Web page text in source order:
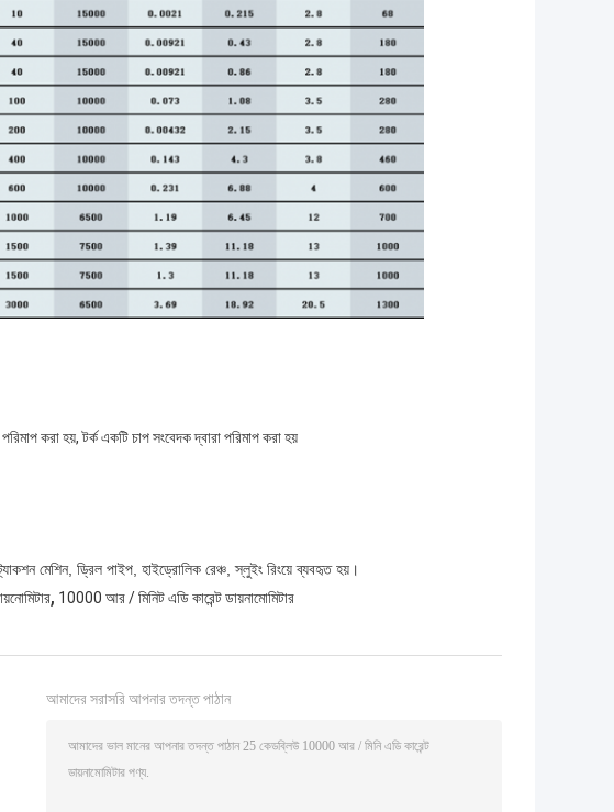
করা হয়, টর্ক একটি চাপ সংবেদক দ্বারা পরিমাপ করা হয়
মেশিন, ড্রিল পাইপ, হাইড্রোলিক রেঞ্চ, স্লুইং রিংয়ে ব্যবহৃত হয়।
, 10000 আর / মিনিট এডি কারেন্ট ডায়নামোমিটার
আমাদের সরাসরি আপনার তদন্ত পাঠান